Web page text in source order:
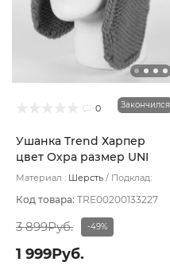
0 Закончился
Ушанка Trend Харпер
цвет Охра размер UNI
Материал : Шерсть
Подклад:
Код товара: TRE00200133227
3 899Руб. -49%
1 999Руб.